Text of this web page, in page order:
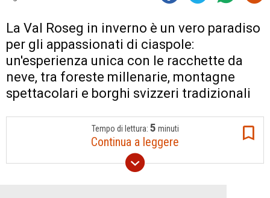
La Val Roseg in inverno è un vero paradiso
per gli appassionati di ciaspole:
un'esperienza unica con le racchette da
neve, tra foreste millenarie, montagne
spettacolari e borghi svizzeri tradizionali
Tempo di lettura: 5 minuti
Continua a leggere